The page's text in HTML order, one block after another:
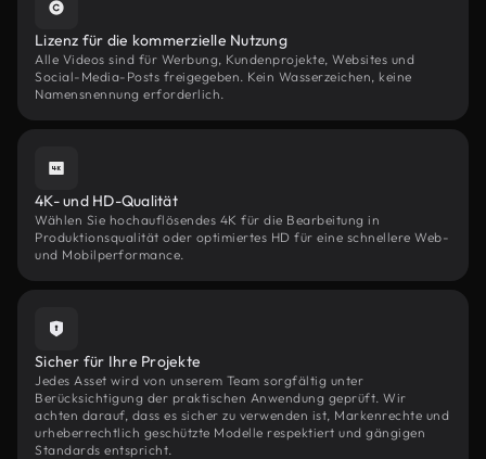
Lizenz für die kommerzielle Nutzung
Alle Videos sind für Werbung, Kundenprojekte, Websites und
Social-Media-Posts freigegeben. Kein Wasserzeichen, keine
Namensnennung erforderlich.
4K- und HD-Qualität
Wählen Sie hochauflösendes 4K für die Bearbeitung in
Produktionsqualität oder optimiertes HD für eine schnellere Web-
und Mobilperformance.
Sicher für Ihre Projekte
Jedes Asset wird von unserem Team sorgfältig unter
Berücksichtigung der praktischen Anwendung geprüft. Wir
achten darauf, dass es sicher zu verwenden ist, Markenrechte und
urheberrechtlich geschützte Modelle respektiert und gängigen
Standards entspricht.